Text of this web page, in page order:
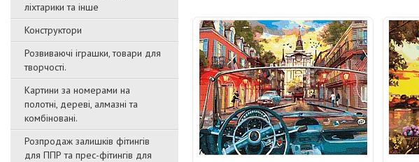
ліхтарики та інше
Конструктори
Розвиваючі іграшки, товари для
творчості.
Картини за номерами на
полотні, дереві, алмазні та
комбіновані.
Розпродаж залишків фітингів
для ППР та прес-фітингів для